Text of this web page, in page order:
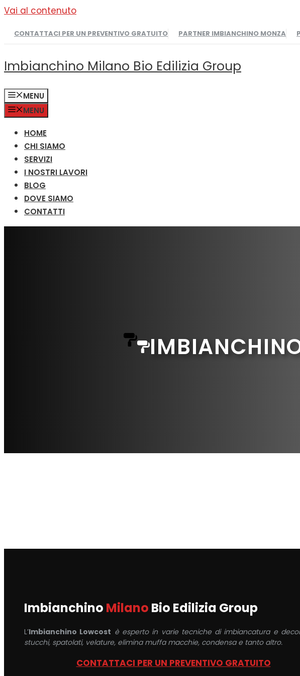
Vai al contenuto
CONTATTACI PER UN PREVENTIVO GRATUITO PARTNER IMBIANCHINO MONZA
Imbianchino Milano Bio Edilizia Group
MENU
MENU
HOME
CHI SIAMO
SERVIZI
I NOSTRI LAVORI
BLOG
DOVE SIAMO
CONTATTI
Imbianchino Milano Bio Edilizia Group
L’Imbianchino Lowcost è esperto in varie tecniche di imbiancatura e
stucchi, spatolati, velature, elimina muffa macchie, condensa e tanto altro.
CONTATTACI PER UN PREVENTIVO GRATUITO